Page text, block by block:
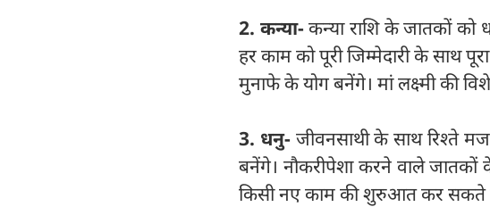
2. कन्या-कन्या राशि के जातकों को
हर काम को पूरी जिम्मेदारी के साथ पूरा
मुनाफे के योग बनेंगे। मां लक्ष्मी की
3. धनु- जीवनसाथी के साथ रिश्ते
बनेंगे। नौकरीपेशा करने वाले जातकों
किसी नए काम की शुरुआत कर सकते